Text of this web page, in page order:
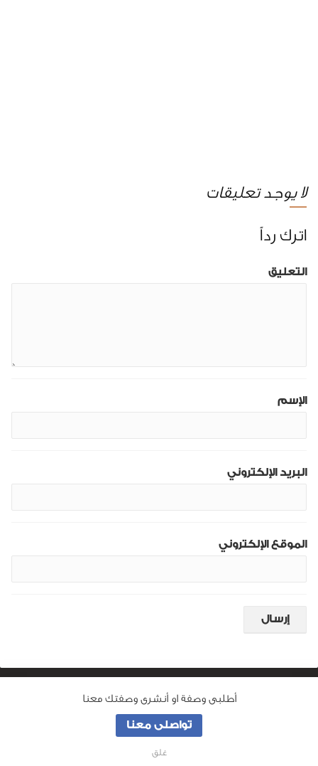
أطلبى وصفة او أنشرى وصفتك معنا
تواصلى معنا
غلق
لا يوجد تعليقات
اترك رداً
التعليق
الإسم
البريد الإلكتروني
الموقع الإلكتروني
من نحن
جميع الحقوق محفوظة لـوصفة ماما